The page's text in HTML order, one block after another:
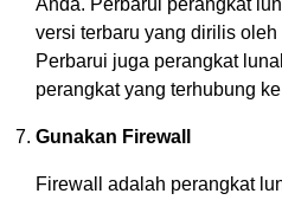
versi terbaru yang dirilis
Perbarui juga perangkat
perangkat yang terhubung
Gunakan Firewall
Firewall adalah perangkat